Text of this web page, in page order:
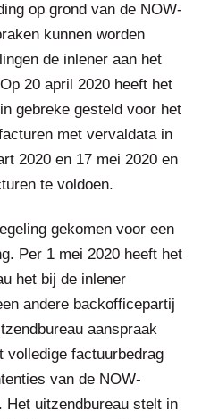
op grond van de NOW-
kunnen worden
de inlener aan het
20 april 2020 heeft het
gebreke gesteld voor het
met vervaldata in
2020 en 17 mei 2020 en
te voldoen.
gekomen voor een
Per 1 mei 2020 heeft het
het bij de inlener
andere backofficepartij
aanspraak
volledige factuurbedrag
van de NOW-
Het uitzendbureau stelt in